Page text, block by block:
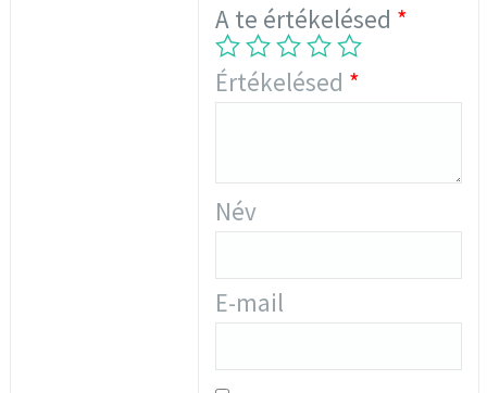
A te értékelésed *
Értékelésed *
Név
E-mail